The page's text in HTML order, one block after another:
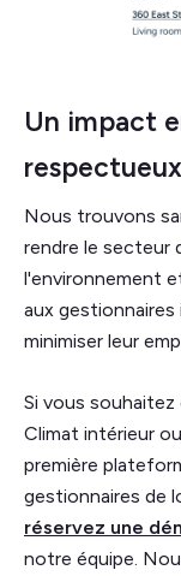
Un impact
respectueux
Nous trouvons
rendre le secteur
l'environnement
aux gestionnaires
minimiser leur
Si vous
Climat intérieur
première
gestionnaires de
réservez une
notre équipe.